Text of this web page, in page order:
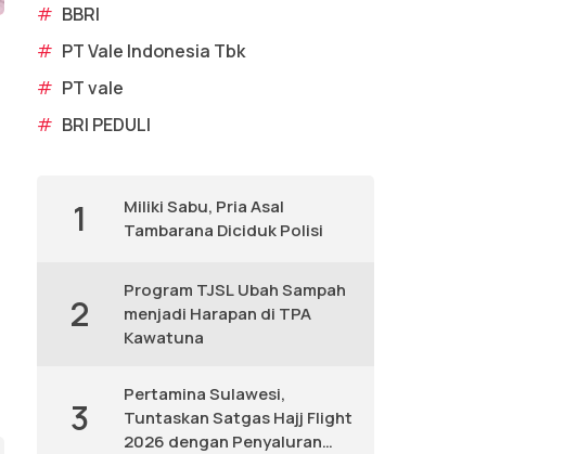
# BBRI
# PT Vale Indonesia Tbk
# PT vale
# BRI PEDULI
1
Miliki Sabu, Pria Asal
Tambarana Diciduk Polisi
2
Program TJSL Ubah Sampah
menjadi Harapan di TPA
Kawatuna
3
Pertamina Sulawesi,
Tuntaskan Satgas Hajj Flight
2026 dengan Penyaluran